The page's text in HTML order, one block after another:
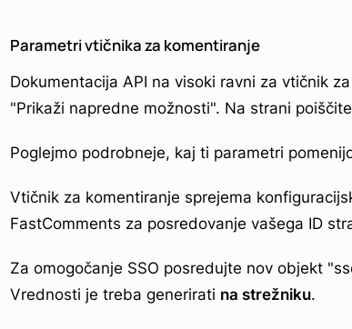
Parametri vtičnika za komentiranje
Dokumentacija API na visoki ravni za vtičnik
"Prikaži napredne možnosti". Na strani poiščite
Poglejmo podrobneje, kaj ti parametri
Vtičnik za komentiranje sprejema
FastComments za posredovanje vašega ID
Za omogočanje SSO posredujte nov objekt
Vrednosti je treba generirati na strežniku.